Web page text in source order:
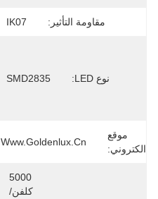
مقاومة التأثير: IK07
نوع LED: SMD2835
موقع
الكتروني:
Www.goldenlux.cn